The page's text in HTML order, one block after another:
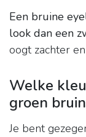
Een bruine
look dan een
oogt zachter
Welke
groen
Je bent